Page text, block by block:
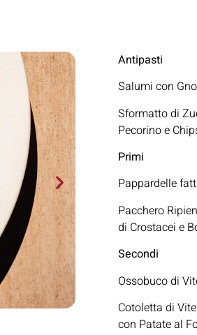
Antipasti
Salumi con
Sformatto di
Pecorino e
Primi
Pappardelle
Pacchero
di Crostacei e
Secondi
Ossobuco di
Cotoletta di
con Patate al